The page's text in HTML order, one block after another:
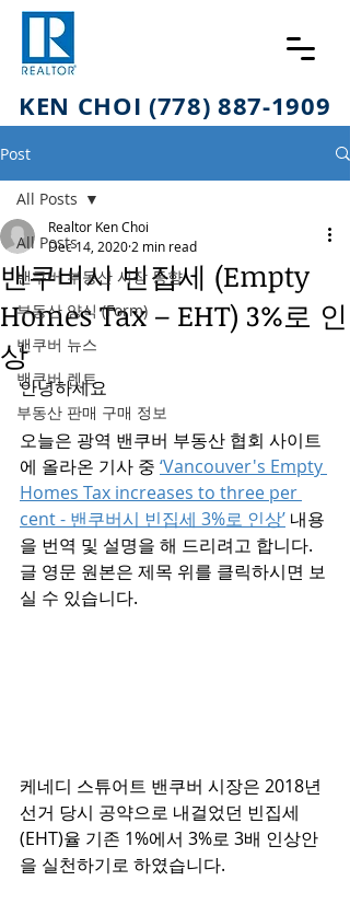
KEN CHOI (778) 887-1909
Post
All Posts
밴쿠버 부동산 시장 동향
부동산 양식 (Form)
밴쿠버 뉴스
밴쿠버 렌트
부동산 판매 구매 정보
All Posts
밴쿠버시 빈집세 (Empty
Homes Tax – EHT) 3%로 인
상
Realtor Ken Choi
Dec 14, 2020 2 min read
안녕하세요
오늘은 광역 밴쿠버 부동산 협회 사이트
에 올라온 기사 중 ‘Vancouver's Empty
Homes Tax increases to three per
cent - 밴쿠버시 빈집세 3%로 인상’ 내용
을 번역 및 설명을 해 드리려고 합니다.
글 영문 원본은 제목 위를 클릭하시면 보
실 수 있습니다.
케네디 스튜어트 밴쿠버 시장은 2018년
선거 당시 공약으로 내걸었던 빈집세
(EHT)율 기존 1%에서 3%로 3배 인상안
을 실천하기로 하였습니다.